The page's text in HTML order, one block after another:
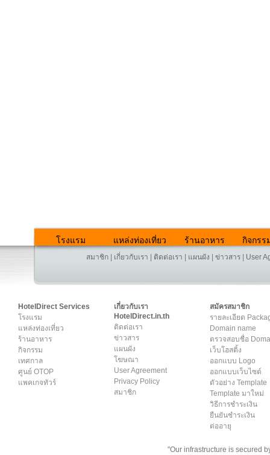
โรงแรม แหล่งท่องเที่ยว ร้านอาหาร กิจกรร
สมาชิก เกี่ยวกับเรา ติดต่อเรา แผนผัง ข่าวสาร User
HotelDirect Services
โรงแรม
แหล่งท่องเที่ยว
ร้านอาหาร
กิจกรรม
เทศกาล
ศูนย์ OTOP
แพคเกจทัวร์
เกี่ยวกับเรา
HotelDirect.in.th
ติดต่อเรา
ข่าวสาร
แผนผัง
โฆษณา
User Agreement
Privacy Policy
สมาชิก
สมัครสมาชิก
รายละเอียด
Domain name
ตรวจสอบชื่อ
เว็บโฮสติ้ง
ออกแบบ Logo
ออกแบบเว็บไซต์
ตัวอย่าง Template
Template มาใหม่
วิธีการชำระเงิน
ยืนยันชำระเงิน
ต่ออายุ
"Our infrastructure is secured